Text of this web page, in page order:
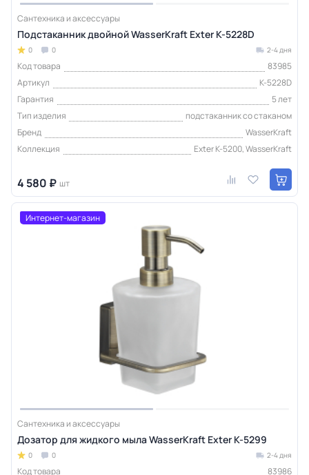
Сантехника и аксессуары
Подстаканник двойной WasserKraft Exter K-5228D
0 0 2-4 дня
Код товара
83985
Артикул
K-5228D
Гарантия
5 лет
Тип изделия
подстаканник со стаканом
Бренд
WasserKraft
Коллекция
Exter K-5200, WasserKraft
4 580 ₽ шт
Интернет-магазин
Сантехника и аксессуары
Дозатор для жидкого мыла WasserKraft Exter K-5299
0 0 2-4 дня
Код товара
83986